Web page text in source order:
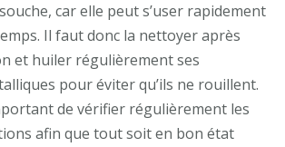
car elle peut s’user rapidement
Il faut donc la nettoyer après
et huiler régulièrement ses
pour éviter qu’ils ne rouillent.
de vérifier régulièrement les
afin que tout soit en bon état